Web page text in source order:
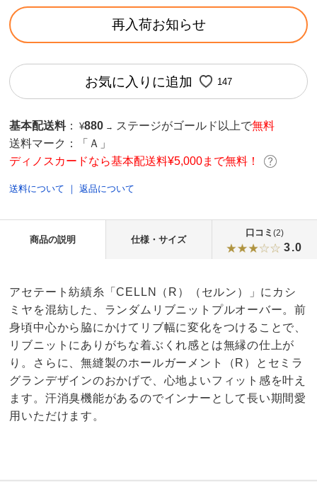
再入荷お知らせ
お気に入りに追加 147
基本配送料 ： ¥880 → ステージがゴールド以上で無料
送料マーク：
「Ａ」
ディノスカードなら基本配送料¥5,000まで無料！
送料について ｜返品について
商品の説明 仕様・サイズ
口コミ (2)
3.0
アセテート紡績糸「CELLN（R）（セルン）」にカシ
ミヤを混紡した、ランダムリブニットプルオーバー。前
身頃中心から脇にかけてリブ幅に変化をつけることで、
リブニットにありがちな着ぶくれ感とは無縁の仕上が
り。さらに、無縫製のホールガーメント（R）とセミラ
グランデザインのおかげで、心地よいフィット感を叶え
ます。汗消臭機能があるのでインナーとして長い期間愛
用いただけます。